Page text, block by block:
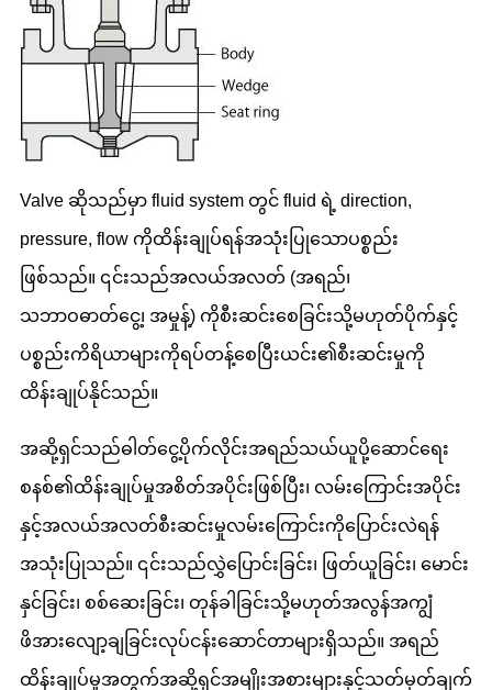
Valve ဆိုသည်မှာ fluid system တွင် fluid ရဲ့ direction,
pressure, flow ကိုထိန်းချုပ်ရန်အသုံးပြုသောပစ္စည်း
ဖြစ်သည်။ ၎င်းသည်အလယ်အလတ် (အရည်၊
သဘာဝဓာတ်ငွေ့၊ အမှုန့်) ကိုစီးဆင်းစေခြင်းသို့မဟုတ်ပိုက်နှင့်
ပစ္စည်းကိရိယာများကိုရပ်တန့်စေပြီးယင်း၏စီးဆင်းမှုကို
ထိန်းချုပ်နိုင်သည်။
အဆို့ရှင်သည်ဓါတ်ငွေ့ပိုက်လိုင်းအရည်သယ်ယူပို့ဆောင်ရေး
စနစ်၏ထိန်းချုပ်မှုအစိတ်အပိုင်းဖြစ်ပြီး၊ လမ်းကြောင်းအပိုင်း
နှင့်အလယ်အလတ်စီးဆင်းမှုလမ်းကြောင်းကိုပြောင်းလဲရန်
အသုံးပြုသည်။ ၎င်းသည်လွှဲပြောင်းခြင်း၊ ဖြတ်ယူခြင်း၊ မောင်း
နှင်ခြင်း၊ စစ်ဆေးခြင်း၊ တုန်ခါခြင်းသို့မဟုတ်အလွန်အကျွံ
ဖိအားလျော့ချခြင်းလုပ်ငန်းဆောင်တာများရှိသည်။ အရည်
ထိန်းချုပ်မှုအတွက်အဆို့ရှင်အမျိုးအစားများနှင့်သတ်မှတ်ချက်